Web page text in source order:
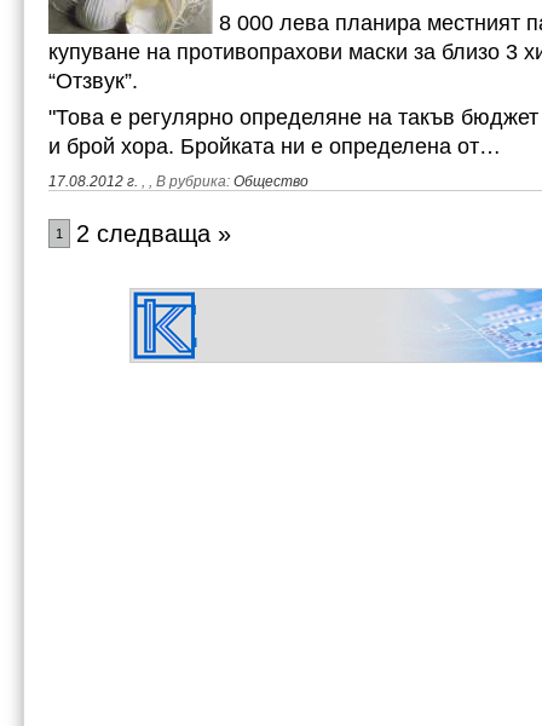
8 000 лева планира местният
купуване на противопрахови маски за близо 3
“Отзвук”.
"Това е регулярно определяне на такъв бюджет
и брой хора. Бройката ни е определена от…
17.08.2012 г. , , В рубрика: Общество
1 2 следваща »